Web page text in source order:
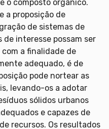
o composto orgânico.
a proposição de
de sistemas de
interesse possam ser
a finalidade de
adequado, é de
pode nortear as
levando-os a adotar
sólidos urbanos
e capazes de
recursos. Os resultados